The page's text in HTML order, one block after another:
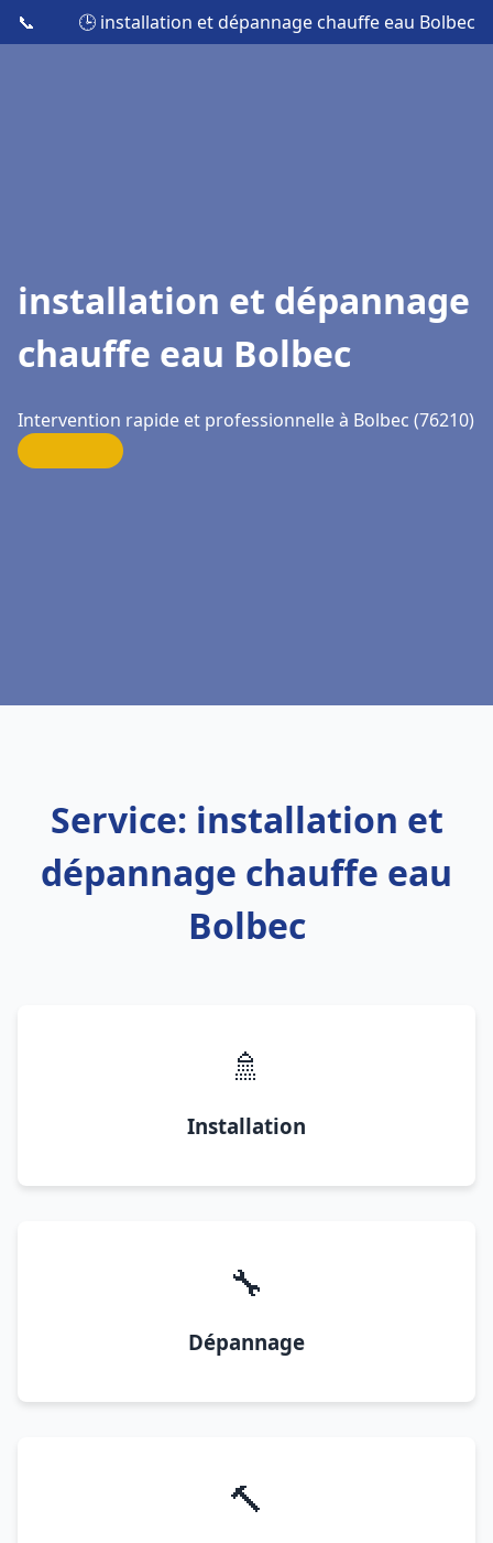
📞 🕒 installation et dépannage chauffe eau Bolbec
installation et dépannage
chauffe eau Bolbec
Intervention rapide et professionnelle à Bolbec (76210)
Service: installation et
dépannage chauffe eau
Bolbec
🚿
Installation
🔧
Dépannage
🔨